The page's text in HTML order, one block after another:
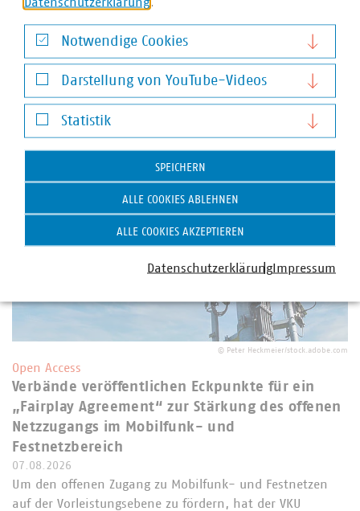
BundeskongressAbfallwirtschaft
Weitere Artikel zum Thema Infrastruktur und
Dienstleistungen
© Peter Heckmeier/stock.adobe.com
Open Access
Verbände veröffentlichen Eckpunkte für ein
„Fairplay Agreement“ zur Stärkung des offenen
Netzzugangs im Mobilfunk- und
Festnetzbereich
07.08.2026
Um den offenen Zugang zu Mobilfunk- und Festnetzen
auf der Vorleistungsebene zu fördern, hat der VKU
Notwendige Cookies
Notwendige Cookies
Darstellung von YouTube-Videos
Darstellung von YouTube-Videos
Statistik
Statistik
SPEICHERN
ALLE COOKIES ABLEHNEN
ALLE COOKIES AKZEPTIEREN
DatenschutzerklärungImpressum